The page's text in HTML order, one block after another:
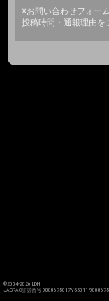
※お問い合わせフォー
投稿時間・通報理由を
©2004-2026 LDH
JASRAC許諾番号 9008675017Y55011